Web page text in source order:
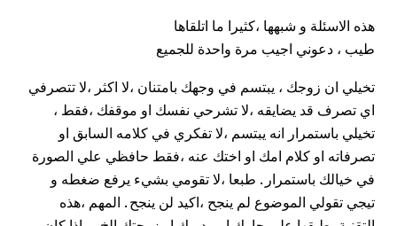
هذه الاسئلة و شبهها ،كثيرا ما اتلقاها
طيب ، دعوني اجيب مرة واحدة للجميع
تخيلي ان زوجك ، يبتسم في وجهك بامتنان ،لا اكثر ،لا تتصرفي
اي تصرف قد يضايقه ،لا تشرحي نفسك او موقفك ،فقط ،
تخيلي باستمرار انه يبتسم ،لا تفكري في كلامه السابق او
تصرفاته او كلام امك او اختك عنه ،فقط حافظي علي الصورة
في خيالك باستمرار . طبعا ،لا تقومي بشيء يرفع ضغطه و
تيجي تقولي الموضوع لم ينجح ،اكيد لن ينجح . المهم ،هذه